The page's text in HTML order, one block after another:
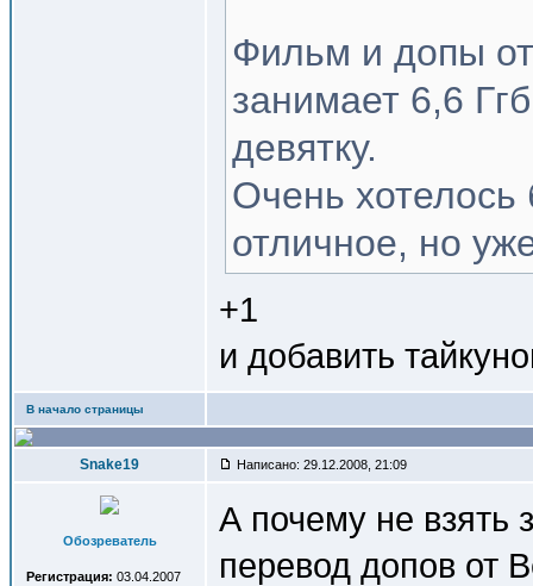
Фильм и допы
занимает 6,6
девятку.
Очень хотелось
отличное, но
+1
и добавить
В начало страницы
Snake19 Написано: 29.12.2008, 21:09
Обозреватель
Регистрация: 03.04.2007
А почему не взять
перевод допов от